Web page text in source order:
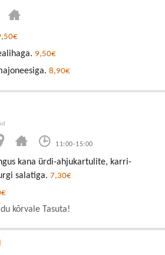
9,50€
8,90€
11:00-15:00
kana ürdi-ahjukartulite, karri-
salatiga. 7,30€
kõrvale Tasuta!